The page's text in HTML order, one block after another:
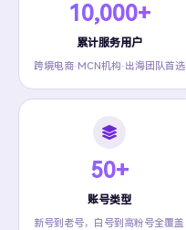
10,000+
累计服务用户
跨境电商·MCN机构·出海团队首选
50+
账号类型
新号到老号，白号到高粉号全覆盖